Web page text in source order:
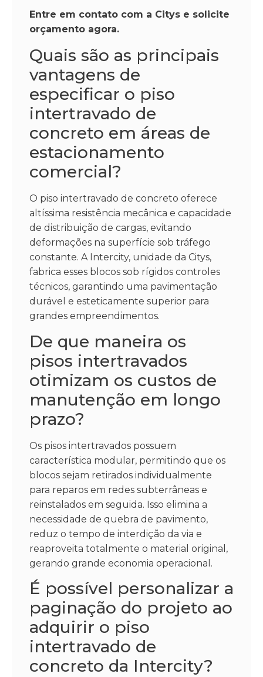
Entre em contato com a Citys e solicite
orçamento agora.
Quais são as principais
vantagens de
especificar o piso
intertravado de
concreto em áreas de
estacionamento
comercial?
O piso intertravado de concreto oferece
altíssima resistência mecânica e capacidade
de distribuição de cargas, evitando
deformações na superfície sob tráfego
constante. A Intercity, unidade da Citys,
fabrica esses blocos sob rígidos controles
técnicos, garantindo uma pavimentação
durável e esteticamente superior para
grandes empreendimentos.
De que maneira os
pisos intertravados
otimizam os custos de
manutenção em longo
prazo?
Os pisos intertravados possuem
característica modular, permitindo que os
blocos sejam retirados individualmente
para reparos em redes subterrâneas e
reinstalados em seguida. Isso elimina a
necessidade de quebra de pavimento,
reduz o tempo de interdição da via e
reaproveita totalmente o material original,
gerando grande economia operacional.
É possível personalizar a
paginação do projeto ao
adquirir o piso
intertravado de
concreto da Intercity?